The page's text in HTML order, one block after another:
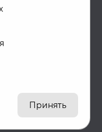
16+
Принять